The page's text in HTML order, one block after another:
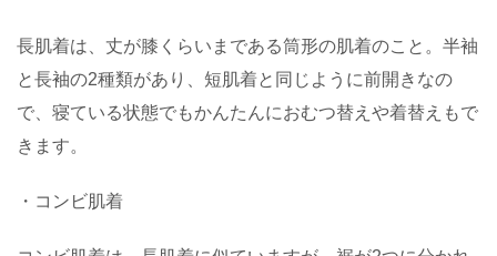
長肌着は、丈が膝くらいまである筒形の肌着のこと。半袖
と長袖の2種類があり、短肌着と同じように前開きなの
で、寝ている状態でもかんたんにおむつ替えや着替えもで
きます。
・コンビ肌着